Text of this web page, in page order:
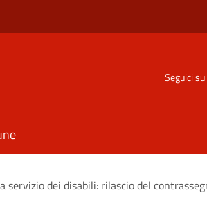
Seguici su
servizio dei disabili: rilascio del